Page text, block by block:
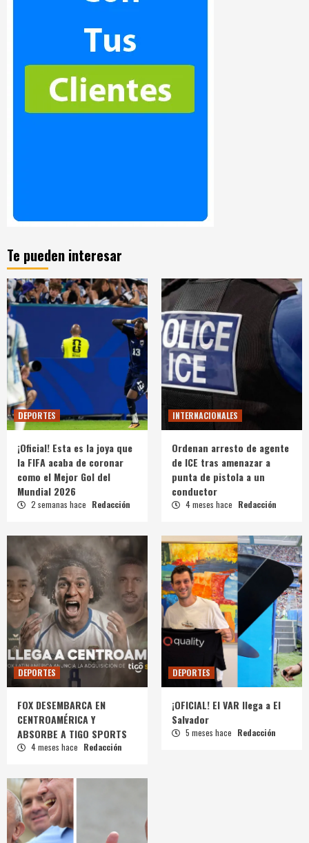
Te pueden interesar
DEPORTES
¡Oficial! Esta es la joya que
la FIFA acaba de coronar
como el Mejor Gol del
Mundial 2026
2 semanas hace Redacción
INTERNACIONALES
Ordenan arresto de agente
de ICE tras amenazar a
punta de pistola a un
conductor
4 meses hace Redacción
DEPORTES
FOX DESEMBARCA EN
CENTROAMÉRICA Y
ABSORBE A TIGO SPORTS
4 meses hace Redacción
DEPORTES
¡OFICIAL! El VAR llega a El
Salvador
5 meses hace Redacción